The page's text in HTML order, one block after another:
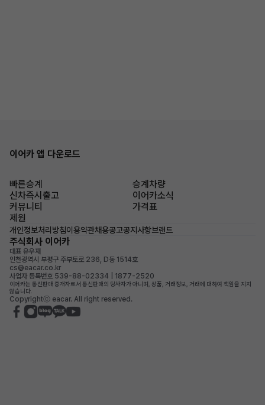
이어카 앱 다운로드
빠른승계
승계차량
신차즉시출고
이어카소식
커뮤니티
가격표
제원
개인정보처리방침이용약관채용공고공지사항브랜드
주식회사 이어카
대표 유우재
인천광역시 부평구 주부토로 236, D동 1514호
cs@eacar.co.kr
사업자 등록번호 539-88-02334 | 1877-2520
이어카는 통신판매 중개자로서 통신판매의 당사자가 아니며, 상품, 거래정보, 거래에 대하여 책임을 지지
않습니다.
Copyrightⓒ eacar. All right reserved.